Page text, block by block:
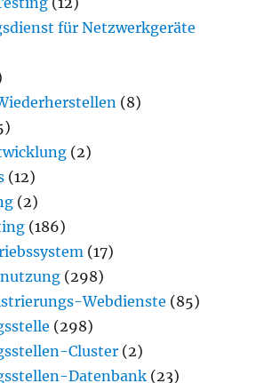
für Netzwerkgeräte
(8)
(2)
(12)
(2)
(186)
(17)
(298)
Webdienste (85)
(298)
Cluster (2)
Datenbank (23)